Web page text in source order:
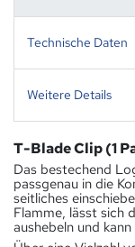
Technische Daten
Weitere Details
T-Blade Clip (1
Das bestechend
passgenau in die
seitliches
Flamme, lässt sich
aushebeln und